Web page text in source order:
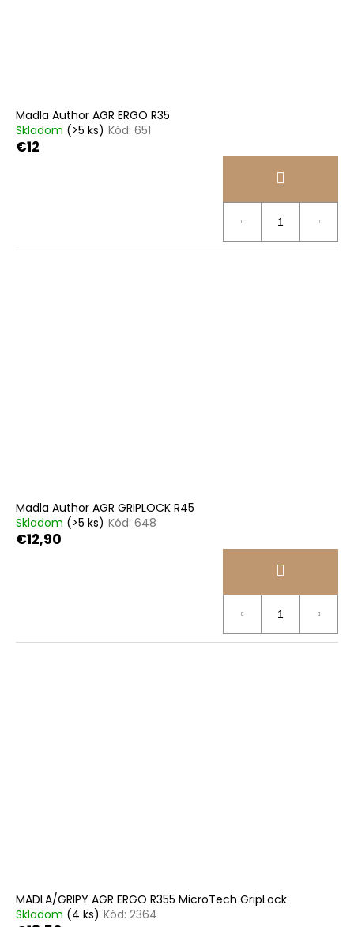
Madla Author AGR ERGO R35
Skladom (>5 ks) Kód: 651
€12
Madla Author AGR GRIPLOCK R45
Skladom (>5 ks) Kód: 648
€12,90
MADLA/GRIPY AGR ERGO R355 MicroTech GripLock
Skladom (4 ks) Kód: 2364